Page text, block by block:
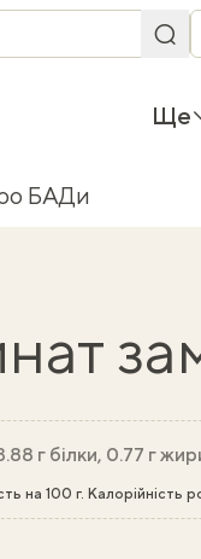
Ще
БАДи
г білки, 0.77 г
на 100 г. Калорійність